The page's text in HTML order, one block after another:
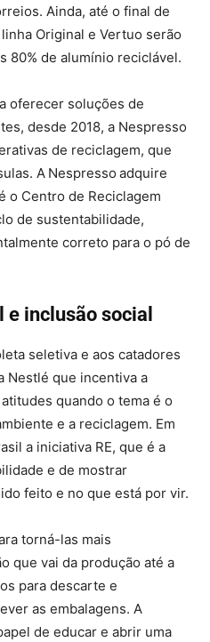
Ainda, até o final de
Original e Vertuo serão
80% de alumínio reciclável.
oferecer soluções de
desde 2018, a Nespresso
de reciclagem, que
A Nespresso adquire
o Centro de Reciclagem
de sustentabilidade,
correto para o pó de
e inclusão social
seletiva e aos catadores
Nestlé que incentiva a
quando o tema é o
e a reciclagem. Em
a iniciativa RE, que é a
e de mostrar
feito e no que está por vir.
torná-las mais
que vai da produção até a
para descarte e
as embalagens. A
de educar e abrir uma